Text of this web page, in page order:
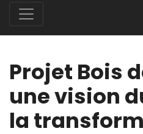
Projet Bois
une vision
la